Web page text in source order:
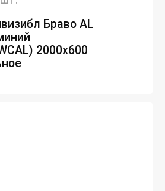
Браво AL
2000х600